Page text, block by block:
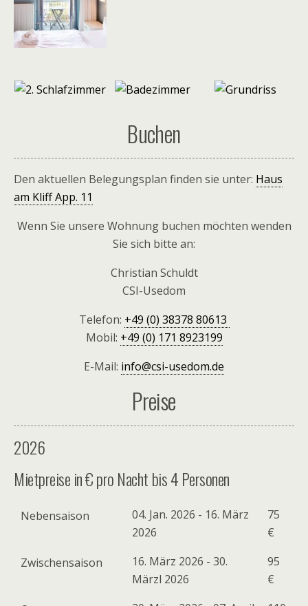
Buchen
Den aktuellen Belegungsplan finden sie unter: Haus
am Kliff App. 11
Wenn Sie unsere Wohnung buchen möchten wenden
Sie sich bitte an:
Christian Schuldt
CSI-Usedom
Telefon: +49 (0) 38378 80613
Mobil: +49 (0) 171 8923199
E-Mail: info@csi-usedom.de
Preise
2026
Mietpreise in € pro Nacht bis 4 Personen
Nebensaison
04. Jan. 2026 - 16. März
2026
75
€
Zwischensaison
16. März 2026 - 30.
Märzl 2026
95
€